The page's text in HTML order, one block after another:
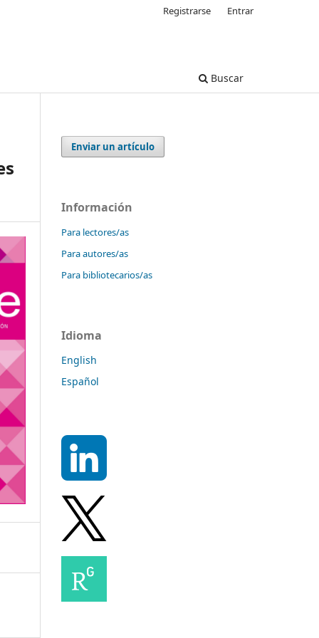
Buscar
Registrarse Entrar
Enviar un artículo
Información
Para lectores/as
Para autores/as
Para bibliotecarios/as
Idioma
English
Español